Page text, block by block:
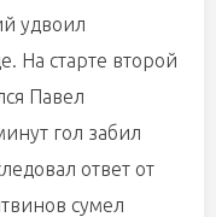
удвоил
На старте второй
Павел
гол забил
ответ от
сумел